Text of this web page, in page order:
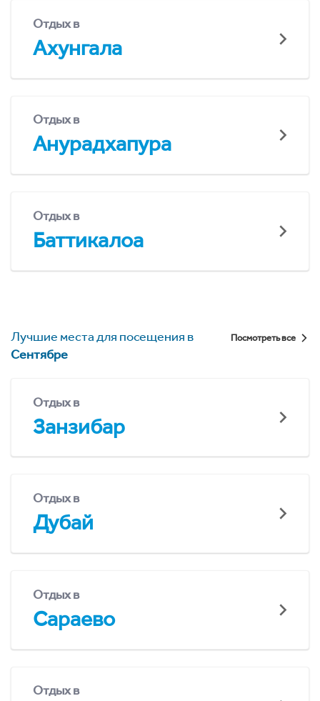
Отдых в
Ахунгала
Отдых в
Анурадхапура
Отдых в
Баттикалоа
Лучшие места для посещения в
Сентябре
Посмотреть все
Отдых в
Занзибар
Отдых в
Дубай
Отдых в
Сараево
Отдых в